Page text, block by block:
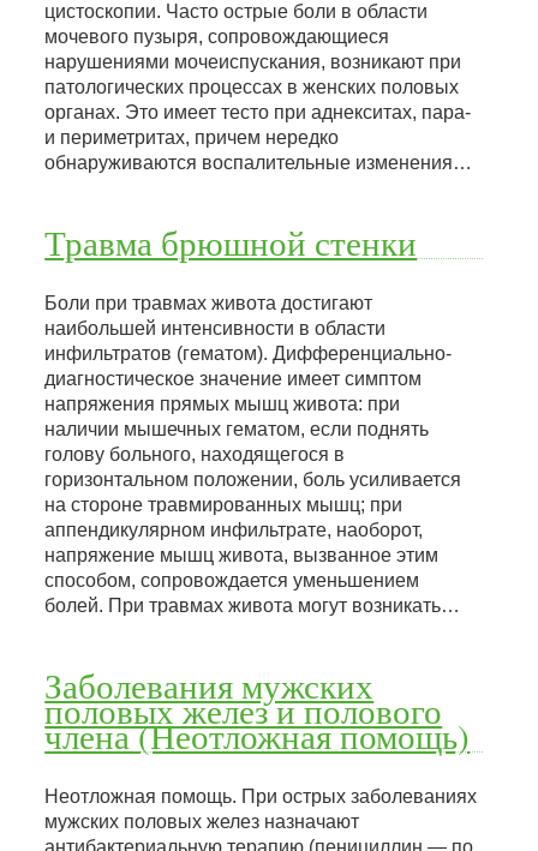
цистоскопии. Часто острые боли в области
мочевого пузыря, сопровождающиеся
нарушениями мочеиспускания, возникают при
патологических процессах в женских половых
органах. Это имеет тесто при аднекситах, пара-
и периметритах, причем нередко
обнаруживаются воспалительные изменения…
Травма брюшной стенки
Боли при травмах живота достигают
наибольшей интенсивности в области
инфильтратов (гематом). Дифференциально-
диагностическое значение имеет симптом
напряжения прямых мышц живота: при
наличии мышечных гематом, если поднять
голову больного, находящегося в
горизонтальном положении, боль усиливается
на стороне травмированных мышц; при
аппендикулярном инфильтрате, наоборот,
напряжение мышц живота, вызванное этим
способом, сопровождается уменьшением
болей. При травмах живота могут возникать…
Заболевания мужских
половых желез и полового
члена (Неотложная помощь)
Неотложная помощь. При острых заболеваниях
мужских половых желез назначают
антибактериальную терапию (пенициллин — по